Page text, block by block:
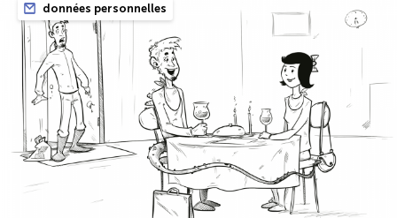
données personnelles